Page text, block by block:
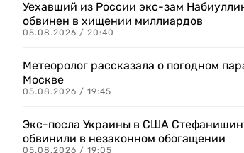
Уехавший из России экс-зам
обвинен в хищении миллиардов
05.08.2026 / 20:40
Метеоролог рассказала о погодном
Москве
05.08.2026 / 19:45
Экс-посла Украины в США
обвинили в незаконном обогащении
05.08.2026 / 19:05